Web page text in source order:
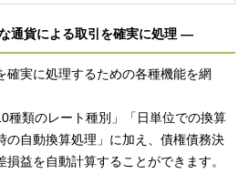
貨による取引を確実に処理 ―
確実に処理するための各種機能を網
種類のレート種別」「日単位での換算
の自動換算処理」に加え、債権債務決
益を自動計算することができます。